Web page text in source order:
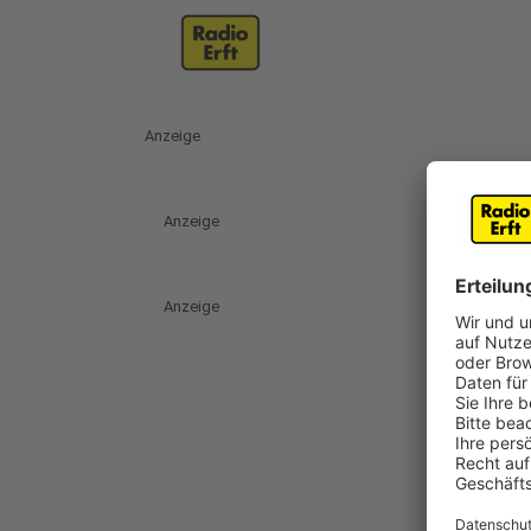
Anzeige
Anzeige
Anzeige